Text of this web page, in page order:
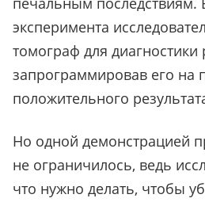
эксперимента
томограф для диагностики
запрограммировав его на
положительного
Но одной демонстрацией
не ограничилось, ведь
что нужно делать, чтобы